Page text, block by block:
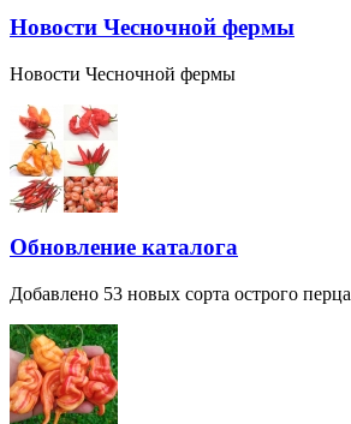
Новости Чесночной фермы
Новости Чесночной фермы
Обновление каталога
Добавлено 53 новых сорта острого перца